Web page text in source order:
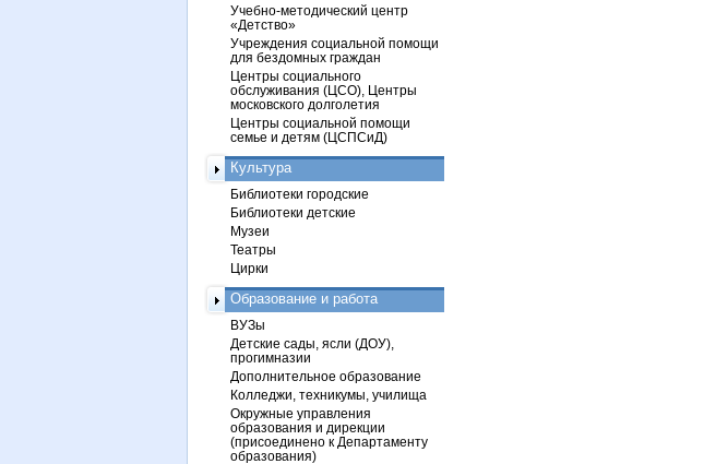
Учебно-методический центр
«Детство»
Учреждения социальной помощи
для бездомных граждан
Центры социального
обслуживания (ЦСО), Центры
московского долголетия
Центры социальной помощи
семье и детям (ЦСПСиД)
Культура
Библиотеки городские
Библиотеки детские
Музеи
Театры
Цирки
Образование и работа
ВУЗы
Детские сады, ясли (ДОУ),
прогимназии
Дополнительное образование
Колледжи, техникумы, училища
Окружные управления
образования и дирекции
(присоединено к Департаменту
образования)